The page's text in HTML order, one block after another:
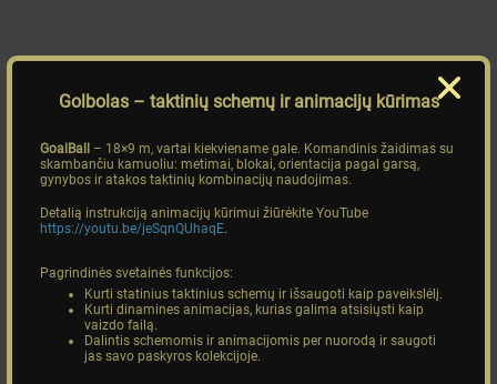
Golbolas– taktinių schemų ir animacijų kūrimas
GoalBall
– 18×9 m, vartai kiekviename gale. Komandinis žaidimas su
skambančiu kamuoliu: metimai, blokai, orientacija pagal garsą,
gynybos ir atakos taktinių kombinacijų naudojimas.
Detalią instrukciją animacijų kūrimui žiūrėkite YouTube
https://youtu.be/jeSqnQUhaqE.
Pagrindinės svetainės funkcijos:
Kurti statinius taktinius schemų ir išsaugoti kaip paveikslėlį.
Kurti dinamines animacijas, kurias galima atsisiųsti kaip
vaizdo failą.
Dalintis schemomis ir animacijomis per nuorodą ir saugoti
jas savo paskyros kolekcijoje.